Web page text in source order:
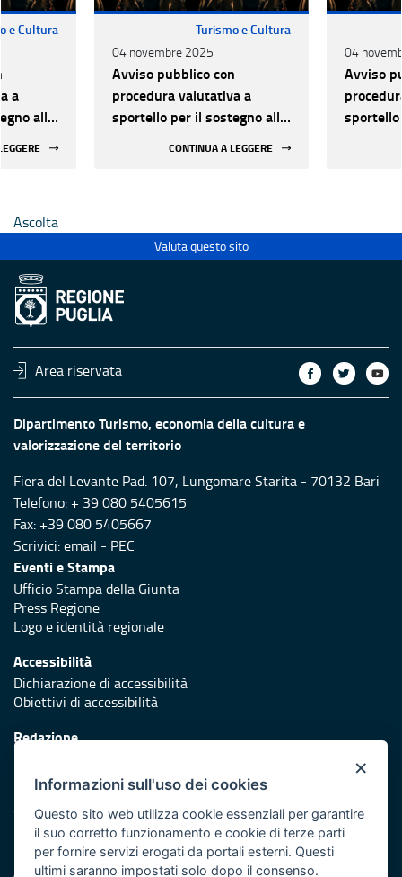
e Cultura
a
alle
Turismo e Cultura
04 novembre 2025
Avviso pubblico con
procedura valutativa a
sportello per il sostegno alle
CONTINUA A LEGGERE
04
Avviso
Ascolta
Valuta questo sito
Area riservata
Dipartimento Turismo, economia della cultura e
valorizzazione del territorio
Fiera del Levante Pad. 107, Lungomare Starita - 70132 Bari
Telefono: + 39 080 5405615
Fax: +39 080 5405667
Scrivici:email - PEC
Eventi e Stampa
Ufficio Stampa della Giunta
Press Regione
Logo e identità regionale
Accessibilità
Dichiarazione di accessibilità
Obiettivi di accessibilità
Redazione
Protezione civile
Vai al sito di Protezione Civile Puglia
Iniziativa finanziata con risorse del POR Puglia 2014/2020 -
Asse XI
×
Informazioni sull'uso dei cookies
Questo sito web utilizza cookie essenziali per garantire
il suo corretto funzionamento e cookie di terze parti
per fornire servizi erogati da portali esterni. Questi
ultimi saranno impostati solo dopo il consenso.